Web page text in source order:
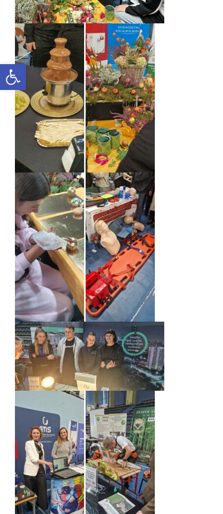
Otwórz pasek narzędzi